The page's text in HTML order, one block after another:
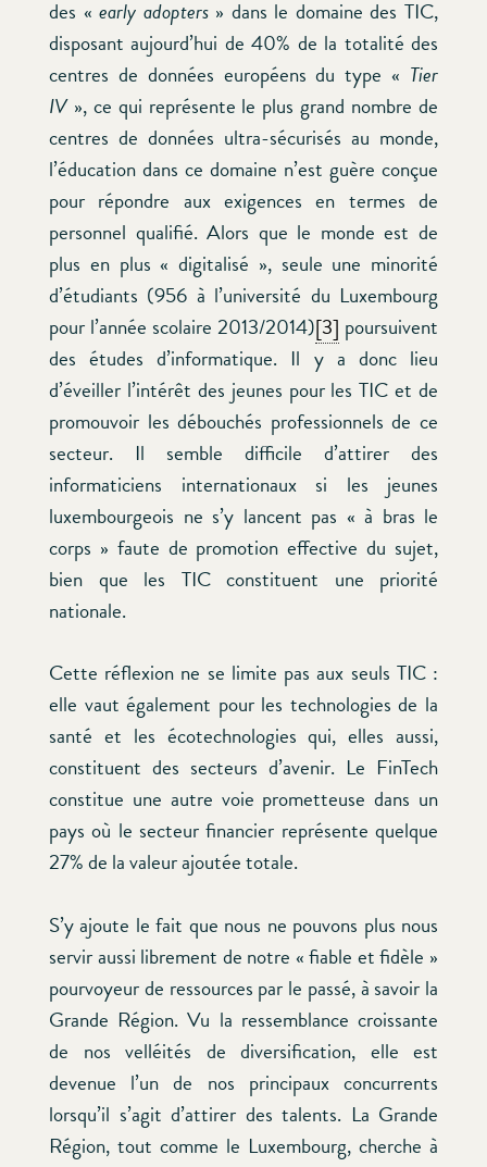
des «early adopters» dans le domaine des TIC,
disposant aujourd’hui de 40% de la totalité des
centres de données européens du type « Tier
IV », ce qui représente le plus grand nombre de
centres de données ultra-sécurisés au monde,
l’éducation dans ce domaine n’est guère conçue
pour répondre aux exigences en termes de
personnel qualifié. Alors que le monde est de
plus en plus « digitalisé », seule une minorité
d’étudiants (956 à l’université du Luxembourg
pour l’année scolaire 2013/2014)[3] poursuivent
des études d’informatique. Il y a donc lieu
d’éveiller l’intérêt des jeunes pour les TIC et de
promouvoir les débouchés professionnels de ce
secteur. Il semble difficile d’attirer des
informaticiens internationaux si les jeunes
luxembourgeois ne s’y lancent pas « à bras le
corps » faute de promotion effective du sujet,
bien que les TIC constituent une priorité
nationale.
Cette réflexion ne se limite pas aux seuls TIC :
elle vaut également pour les technologies de la
santé et les écotechnologies qui, elles aussi,
constituent des secteurs d’avenir. Le FinTech
constitue une autre voie prometteuse dans un
pays où le secteur financier représente quelque
27% de la valeur ajoutée totale.
S’y ajoute le fait que nous ne pouvons plus nous
servir aussi librement de notre « fiable et fidèle »
pourvoyeur de ressources par le passé, à savoir la
Grande Région. Vu la ressemblance croissante
de nos velléités de diversification, elle est
devenue l’un de nos principaux concurrents
lorsqu’il s’agit d’attirer des talents. La Grande
Région, tout comme le Luxembourg, cherche à